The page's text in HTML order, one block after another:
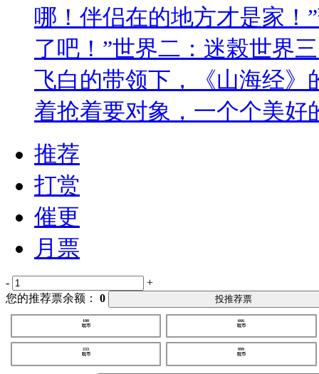
哪！伴侣在的地方才是家！
了吧！”世界二：迷榖世界
飞白的带领下，《山海经》
着抢着要对象，一个个美好
推荐
打赏
催更
月票
-
+
您的推荐票余额： 0 投推荐票
100
耽币
233
耽币
666
耽币
999
耽币